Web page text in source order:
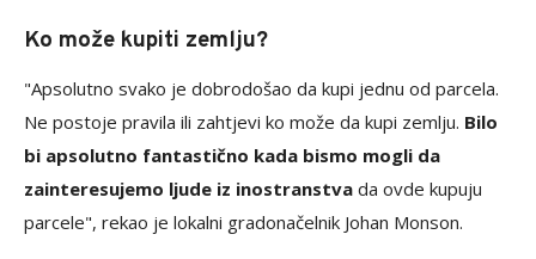
Ko može kupiti zemlju?
"Apsolutno svako je dobrodošao da kupi jednu od parcela.
Ne postoje pravila ili zahtjevi ko može da kupi zemlju. Bilo
bi apsolutno fantastično kada bismo mogli da
zainteresujemo ljude iz inostranstva da ovde kupuju
parcele", rekao je lokalni gradonačelnik Johan Monson.